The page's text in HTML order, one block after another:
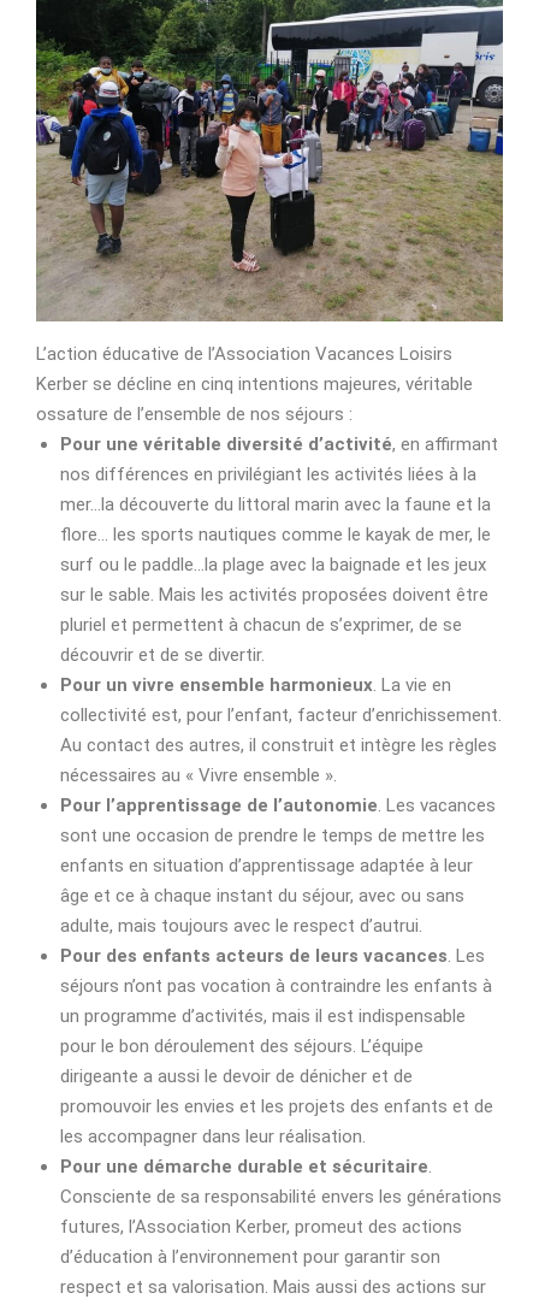
L’action éducative de l’Association Vacances Loisirs
Kerber se décline en cinq intentions majeures, véritable
ossature de l’ensemble de nos séjours :
Pour une véritable diversité d’activité, en affirmant
nos différences en privilégiant les activités liées à la
mer…la découverte du littoral marin avec la faune et la
flore… les sports nautiques comme le kayak de mer, le
surf ou le paddle…la plage avec la baignade et les jeux
sur le sable. Mais les activités proposées doivent être
pluriel et permettent à chacun de s’exprimer, de se
découvrir et de se divertir.
Pour un vivre ensemble harmonieux. La vie en
collectivité est, pour l’enfant, facteur d’enrichissement.
Au contact des autres, il construit et intègre les règles
nécessaires au « Vivre ensemble ».
Pour l’apprentissage de l’autonomie. Les vacances
sont une occasion de prendre le temps de mettre les
enfants en situation d’apprentissage adaptée à leur
âge et ce à chaque instant du séjour, avec ou sans
adulte, mais toujours avec le respect d’autrui.
Pour des enfants acteurs de leurs vacances. Les
séjours n’ont pas vocation à contraindre les enfants à
un programme d’activités, mais il est indispensable
pour le bon déroulement des séjours. L’équipe
dirigeante a aussi le devoir de dénicher et de
promouvoir les envies et les projets des enfants et de
les accompagner dans leur réalisation.
Pour une démarche durable et sécuritaire.
Consciente de sa responsabilité envers les générations
futures, l’Association Kerber, promeut des actions
d’éducation à l’environnement pour garantir son
respect et sa valorisation. Mais aussi des actions sur